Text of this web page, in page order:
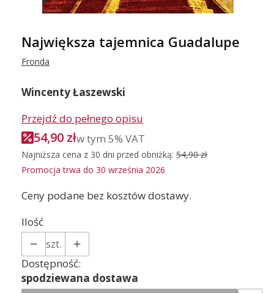
Największa tajemnica Guadalupe
Fronda
Wincenty Łaszewski
Przejdź do pełnego opisu
54,90 złw tym 5% VAT
w tym 5% VAT
Najniższa cena z 30 dni przed obniżką: 54,90 zł
Promocja trwa do 30 września 2026
Ceny podane bez kosztów dostawy.
Ilość
szt.
Dostępność:
spodziewana dostawa